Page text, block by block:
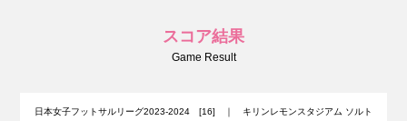
スコア結果
Game Result
日本女子フットサルリーグ2023-2024 [16] ｜ キリンレモンスタジアム ソルト